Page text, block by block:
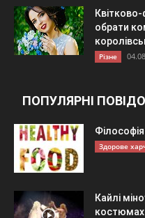
Квітково-
обрати
Різне
ПОПУЛЯРНІ
Здорове
Кайлі
костюмах